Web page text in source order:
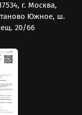
г. Москва,
Южное, ш.
20/66